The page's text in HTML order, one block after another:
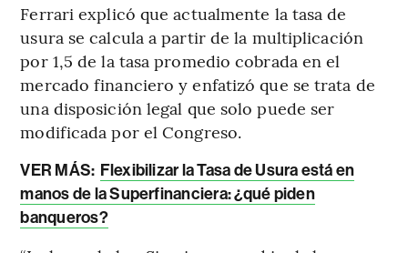
Ferrari explicó que actualmente la tasa de
usura se calcula a partir de la multiplicación
por 1,5 de la tasa promedio cobrada en el
mercado financiero y enfatizó que se trata de
una disposición legal que solo puede ser
modificada por el Congreso.
VER MÁS: Flexibilizar la Tasa de Usura está en
manos de la Superfinanciera: ¿qué piden
banqueros?